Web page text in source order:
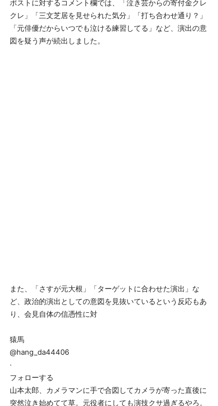
ポストに対するコメント欄では、「泣き芸からの寄付金クレ
クレ」「三文芝居を見せられた気分」「打ち合わせ通り？」
「元俳優だからいつでも泣ける練習してる」など、演出の意
図を疑う声が続出しました。
また、「さすが元大根」「ターゲットに合わせた演出」な
ど、政治的演出としての意図を見抜いているという反応もあ
り、会見自体の信憑性に対
猿馬
@hang_da44406
·
フォローする
山本太郎、カメラマンに手で合図してカメラが寄った直後に
突然泣き始めてて草。元役者にしても演技クサ過ぎるやろ。